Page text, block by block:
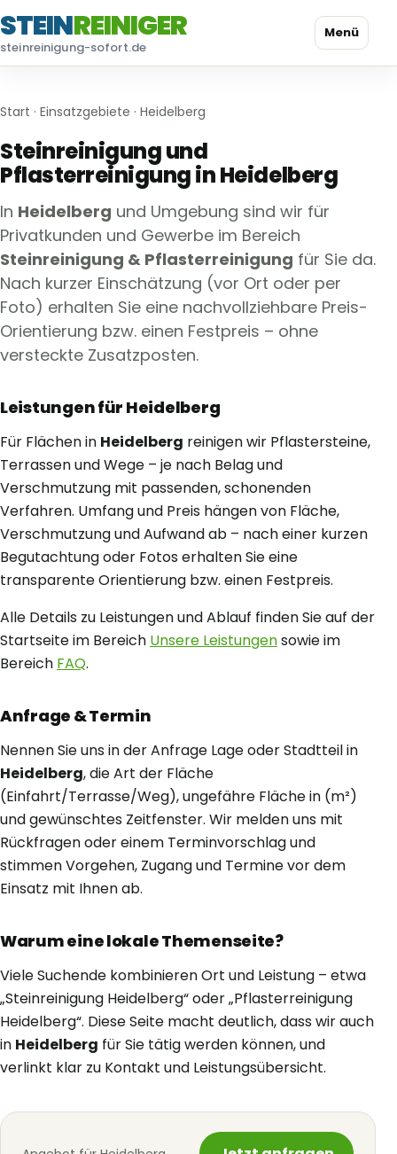
STEINREINIGER
steinreinigung-sofort.de
Menü
Start · Einsatzgebiete · Heidelberg
Steinreinigung und
Pflasterreinigung in Heidelberg
In Heidelberg und Umgebung sind wir für
Privatkunden und Gewerbe im Bereich
Steinreinigung & Pflasterreinigung für Sie da.
Nach kurzer Einschätzung (vor Ort oder per
Foto) erhalten Sie eine nachvollziehbare Preis-
Orientierung bzw. einen Festpreis – ohne
versteckte Zusatzposten.
Leistungen für Heidelberg
Für Flächen in Heidelberg reinigen wir Pflastersteine,
Terrassen und Wege – je nach Belag und
Verschmutzung mit passenden, schonenden
Verfahren. Umfang und Preis hängen von Fläche,
Verschmutzung und Aufwand ab – nach einer kurzen
Begutachtung oder Fotos erhalten Sie eine
transparente Orientierung bzw. einen Festpreis.
Alle Details zu Leistungen und Ablauf finden Sie auf der
Startseite im Bereich Unsere Leistungensowie im
Bereich FAQ.
Anfrage & Termin
Nennen Sie uns in der Anfrage Lage oder Stadtteil in
Heidelberg, die Art der Fläche
(Einfahrt/Terrasse/Weg), ungefähre Fläche in (m²)
und gewünschtes Zeitfenster. Wir melden uns mit
Rückfragen oder einem Terminvorschlag und
stimmen Vorgehen, Zugang und Termine vor dem
Einsatz mit Ihnen ab.
Warum eine lokale Themenseite?
Viele Suchende kombinieren Ort und Leistung – etwa
„Steinreinigung Heidelberg“ oder „Pflasterreinigung
Heidelberg“. Diese Seite macht deutlich, dass wir auch
in Heidelberg für Sie tätig werden können, und
verlinkt klar zu Kontakt und Leistungsübersicht.